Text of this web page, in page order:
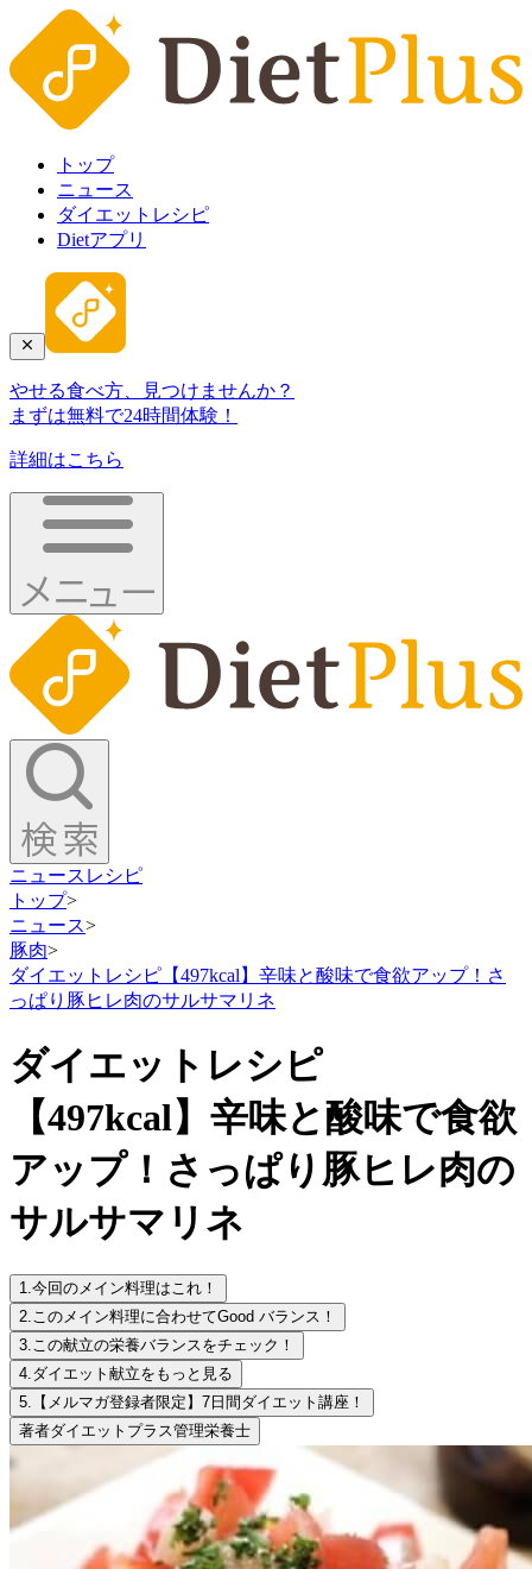
トップ
ニュース
ダイエットレシピ
Dietアプリ
やせる食べ方、見つけませんか？
まずは無料で24時間体験！
詳細はこちら
ニュース レシピ
トップ>
ニュース>
豚肉>
ダイエットレシピ【497kcal】辛味と酸味で食欲アップ！さ
っぱり豚ヒレ肉のサルサマリネ
ダイエットレシピ
【497kcal】辛味と酸味で食欲
アップ！さっぱり豚ヒレ肉の
サルサマリネ
1.今回のメイン料理はこれ！
2.このメイン料理に合わせてGood バランス！
3.この献立の栄養バランスをチェック！
4.ダイエット献立をもっと見る
5. 【メルマガ登録者限定】7日間ダイエット講座！
著者ダイエットプラス管理栄養士